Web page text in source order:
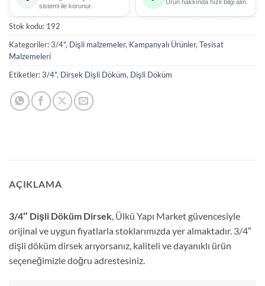
sistemi ile korunur.
Ürün hakkında hızlı bilgi alın.
Stok kodu: 192
Kategoriler:3/4", Dişli malzemeler, Kampanyalı Ürünler, Tesisat
Malzemeleri
Etiketler:3/4", Dirsek Dişli Döküm, Dişli Döküm
AÇIKLAMA
3/4″ Dişli Döküm Dirsek, Ülkü Yapı Market güvencesiyle
orijinal ve uygun fiyatlarla stoklarımızda yer almaktadır. 3/4″
dişli döküm dirsek arıyorsanız, kaliteli ve dayanıklı ürün
seçeneğimizle doğru adrestesiniz.